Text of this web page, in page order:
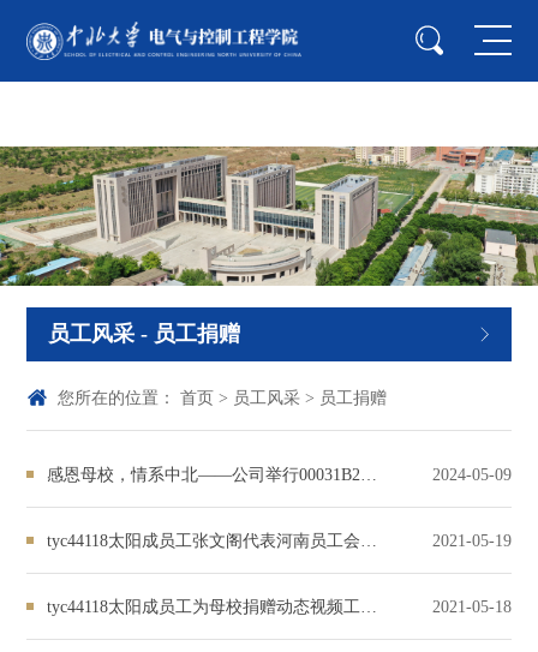
中国·44118太阳成城(集团·股份)有限公司-
Officialwebsite
员工风采 - 员工捐赠
您所在的位置： 首页> 员工风采> 员工捐赠
感恩母校，情系中北——公司举行00031B2班员工捐赠仪式 2024-05-09
tyc44118太阳成员工张文阁代表河南员工会向母校捐赠钧瓷孔子雕像 2021-05-19
tyc44118太阳成员工为母校捐赠动态视频工程联合实验室并签署产学研合作协议 2021-05-18